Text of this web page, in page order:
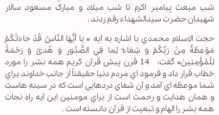
شب مبعث پيامبر اکرم تا شب ميلاد و مبارک مسعود سالار
شهيدان حضرت سيدالشهداء رقم زدند .
حجت الاسلام محمدي با اشاره به آيه « يا أَيُّهَا النَّاسُ قَدْ جاءَتْكُمْ
مَوْعِظَةٌ مِنْ رَبِّكُمْ وَ شِفاءٌ لِما فِي الصُّدُورِ وَ هُدىً وَ رَحْمَةً
لِلْمُؤْمِنِينَ» گفت: 14 قرن پيش قرآن کريم همه بشر را مورد
خطاب قرار داد و فرمود اي مردم دنيا حقيقتاً از جانب خداوند براي
شما موعظه اي آمد و آن شفاي دردهايي است که در سينه هاست
و همان هدايت و رحمت است از براي مومنين اين آيه راه نجات
همه بشر را الهام و تبعيت از قرآن دانسته است .